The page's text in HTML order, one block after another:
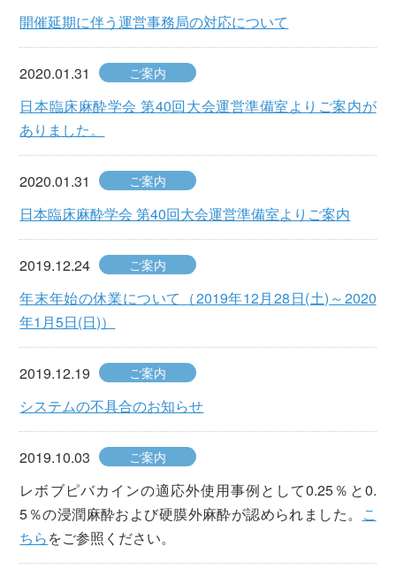
開催延期に伴う運営事務局の対応について
2020.01.31 ご案内
日本臨床麻酔学会 第40回大会運営準備室よりご案内が
ありました。
2020.01.31 ご案内
日本臨床麻酔学会 第40回大会運営準備室よりご案内
2019.12.24 ご案内
年末年始の休業について（2019年12月28日(土)～2020
年1月5日(日)）
2019.12.19 ご案内
システムの不具合のお知らせ
2019.10.03 ご案内
レボブピバカインの適応外使用事例として0.25％と0.
5％の浸潤麻酔および硬膜外麻酔が認められました。
こ
ちらをご参照ください。